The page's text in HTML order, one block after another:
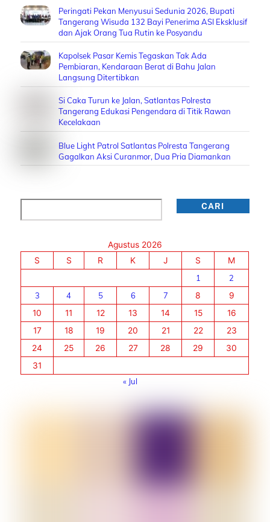
Peringati Pekan Menyusui Sedunia 2026, Bupati
Tangerang Wisuda 132 Bayi Penerima ASI Eksklusif
dan Ajak Orang Tua Rutin ke Posyandu
Kapolsek Pasar Kemis Tegaskan Tak Ada
Pembiaran, Kendaraan Berat di Bahu Jalan
Langsung Ditertibkan
Si Caka Turun ke Jalan, Satlantas Polresta
Tangerang Edukasi Pengendara di Titik Rawan
Kecelakaan
Blue Light Patrol Satlantas Polresta Tangerang
Gagalkan Aksi Curanmor, Dua Pria Diamankan
CARI
Agustus 2026
S
S R K J S
M
1
2
3
4 5 6 7 8
9
10
11 12 13 14 15
16
17
18 19 20 21 22
23
24
25 26 27 28 29
30
31
« Jul